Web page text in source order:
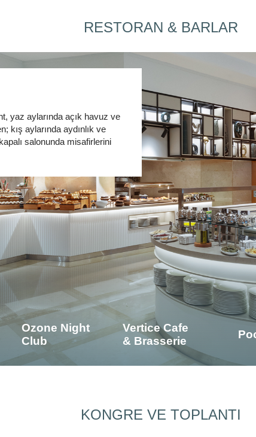
RESTORAN & BARLAR
Ozone Night
Club
Vertice Cafe
& Brasserie
yaz aylarında açık havuz ve
kış aylarında aydınlık ve
salonunda misafirlerini
KONGRE VE TOPLANTI